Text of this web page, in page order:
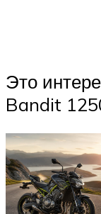
Это
Bandit